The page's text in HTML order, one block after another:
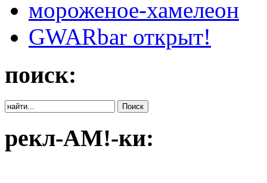
мороженое-хамелеон
GWARbar открыт!
поиск:
рекл-АМ!-ки: